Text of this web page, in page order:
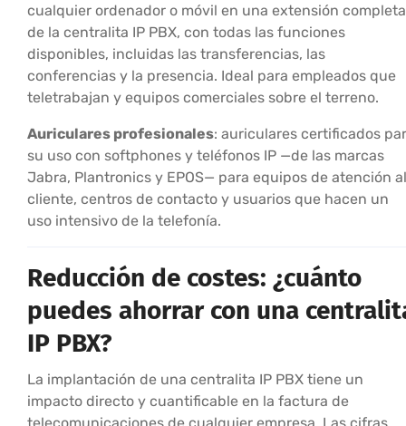
cualquier ordenador o móvil en una extensión completa
de la centralita IP PBX, con todas las funciones
disponibles, incluidas las transferencias, las
conferencias y la presencia. Ideal para empleados que
teletrabajan y equipos comerciales sobre el terreno.
Auriculares profesionales: auriculares certificados
su uso con softphones y teléfonos IP —de las marcas
Jabra, Plantronics y EPOS— para equipos de atención al
cliente, centros de contacto y usuarios que hacen un
uso intensivo de la telefonía.
Reducción de costes: ¿cuánto
puedes ahorrar con una
IP PBX?
La implantación de una centralita IP PBX tiene un
impacto directo y cuantificable en la factura de